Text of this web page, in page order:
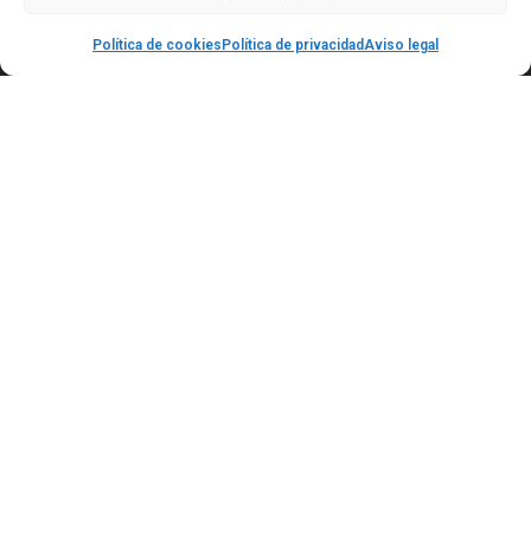
Política de cookies Política de privacidadAviso legal